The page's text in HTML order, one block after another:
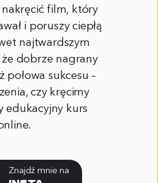
nakręcić film, który
i poruszy ciepłą
najtwardszym
że dobrze nagrany
połowa sukcesu –
czy kręcimy
edukacyjny kurs
Znajdź mnie na